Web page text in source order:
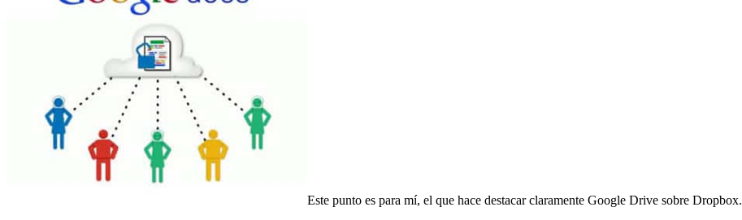
Este punto es para mí, el que hace destacar claramente Google Drive sobre Dropbox.